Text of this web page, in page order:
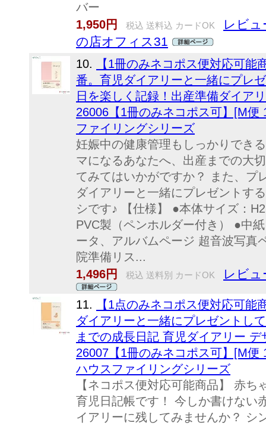
バー
1,950円
税込 送料込 カードOK
レビュ
の店オフィス31
10.
【1冊のみネコポス便対応可
番。育児ダイアリーと一緒にプレ
日を楽しく記録！出産準備ダイア
26006【1冊のみネコポス可】[M
ファイリングシリーズ
妊娠中の健康管理もしっかりでき
マになるあなたへ、出産までの大
てみてはいかがですか？ また、プ
ダイアリーと一緒にプレゼントす
シです♪ 【仕様】 ●本体サイズ：
PVC製（ペンホルダー付き） ●中
ータ、アルバムページ 超音波写真
院準備リス...
1,496円
税込 送料別 カードOK レビュ
11.
【1点のみネコポス便対応可
ダイアリーと一緒にプレゼントし
までの成長日記 育児ダイアリー
26007【1冊のみネコポス可】[M
ハウスファイリングシリーズ
【ネコポス便対応可能商品】 赤
育児日記帳です！ 今しか書けない
イアリーに残してみませんか？ シ